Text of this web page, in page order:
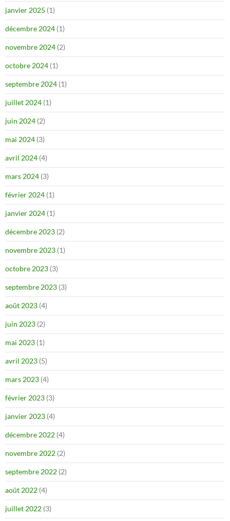
janvier 2025 (1)
décembre 2024 (1)
novembre 2024 (2)
octobre 2024 (1)
septembre 2024 (1)
juillet 2024 (1)
juin 2024 (2)
mai 2024 (3)
avril 2024 (4)
mars 2024 (3)
février 2024 (1)
janvier 2024 (1)
décembre 2023 (2)
novembre 2023 (1)
octobre 2023 (3)
septembre 2023 (3)
août 2023 (4)
juin 2023 (2)
mai 2023 (1)
avril 2023 (5)
mars 2023 (4)
février 2023 (3)
janvier 2023 (4)
décembre 2022 (4)
novembre 2022 (2)
septembre 2022 (2)
août 2022 (4)
juillet 2022 (3)